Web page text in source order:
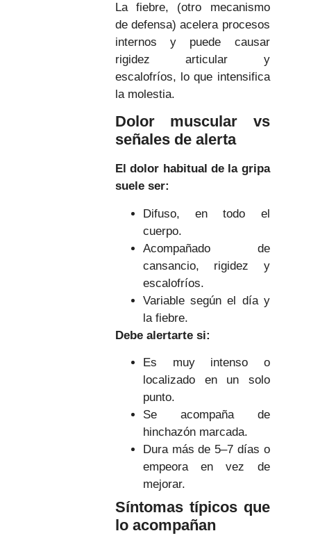
La fiebre, (otro mecanismo
de defensa) acelera procesos
internos y puede causar
rigidez articular y
escalofríos, lo que intensifica
la molestia.
Dolor muscular vs
señales de alerta
El dolor habitual de la gripa
suele ser:
Difuso, en todo el
cuerpo.
Acompañado de
cansancio, rigidez y
escalofríos.
Variable según el día y
la fiebre.
Debe alertarte si:
Es muy intenso o
localizado en un solo
punto.
Se acompaña de
hinchazón marcada.
Dura más de 5–7 días o
empeora en vez de
mejorar.
Síntomas típicos que
lo acompañan